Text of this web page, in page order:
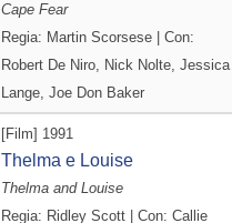
Cape Fear
Regia: Martin Scorsese | Con:
Robert De Niro, Nick Nolte, Jessica
Lange, Joe Don Baker
[Film] 1991
Thelma e Louise
Thelma and Louise
Regia: Ridley Scott | Con: Callie